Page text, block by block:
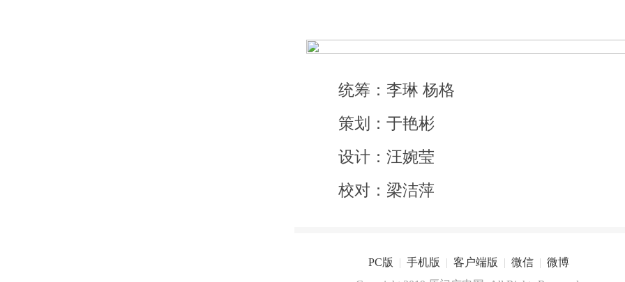
统筹：李琳 杨格
策划：于艳彬
设计：汪婉莹
校对：梁洁萍
PC版 | 手机版 | 客户端版 | 微信 | 微博